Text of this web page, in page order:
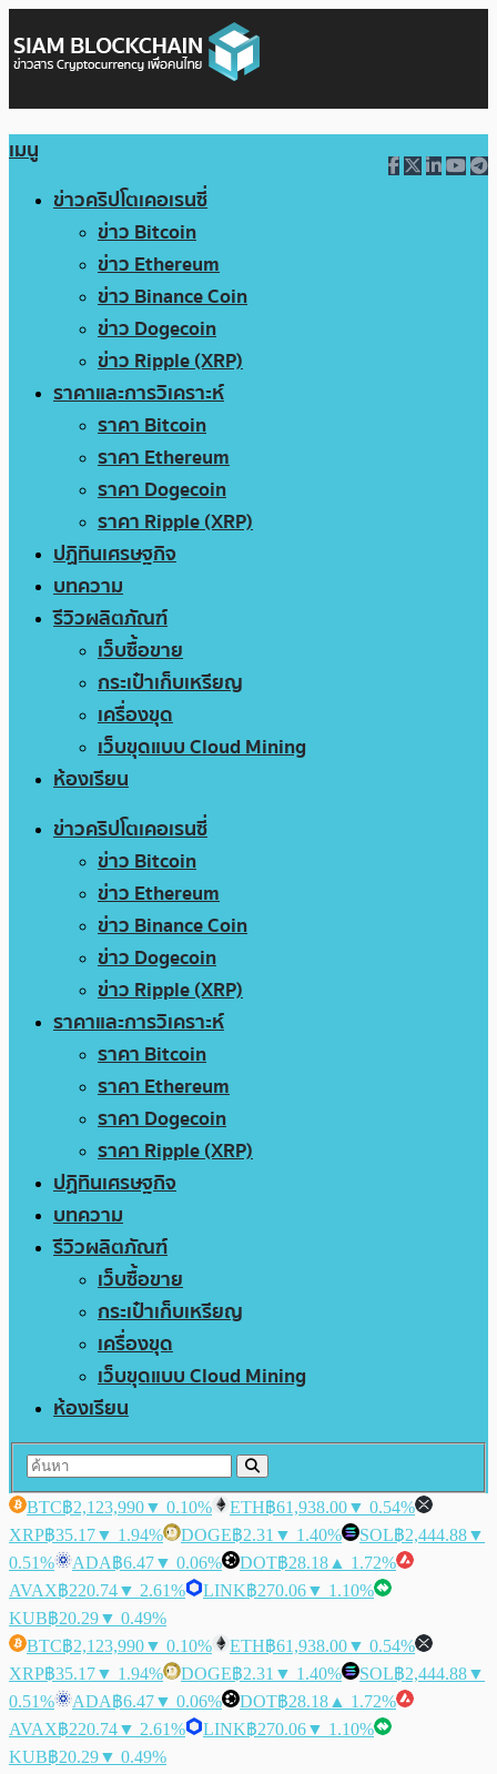
เมนู
ข่าวคริปโตเคอเรนซี่
ข่าว Bitcoin
ข่าว Ethereum
ข่าว Binance Coin
ข่าว Dogecoin
ข่าว Ripple (XRP)
ราคาและการวิเคราะห์
ราคา Bitcoin
ราคา Ethereum
ราคา Dogecoin
ราคา Ripple (XRP)
ปฏิทินเศรษฐกิจ
บทความ
รีวิวผลิตภัณฑ์
เว็บซื้อขาย
กระเป๋าเก็บเหรียญ
เครื่องขุด
เว็บขุดแบบ Cloud Mining
ห้องเรียน
ข่าวคริปโตเคอเรนซี่
ข่าว Bitcoin
ข่าว Ethereum
ข่าว Binance Coin
ข่าว Dogecoin
ข่าว Ripple (XRP)
ราคาและการวิเคราะห์
ราคา Bitcoin
ราคา Ethereum
ราคา Dogecoin
ราคา Ripple (XRP)
ปฏิทินเศรษฐกิจ
บทความ
รีวิวผลิตภัณฑ์
เว็บซื้อขาย
กระเป๋าเก็บเหรียญ
เครื่องขุด
เว็บขุดแบบ Cloud Mining
ห้องเรียน
BTC฿2,123,990▼ 0.10% ETH฿61,938.00▼ 0.54%
XRP฿35.17▼ 1.94% DOGE฿2.31 ▼ 1.40% SOL฿2,444.88▼
0.51%
ADA฿6.47▼ 0.06% DOT฿28.18 ▲ 1.72%
AVAX฿220.74▼ 2.61% LINK฿270.06▼ 1.10%
KUB฿20.29▼ 0.49%
BTC฿2,123,990▼ 0.10% ETH฿61,938.00▼ 0.54%
XRP฿35.17▼ 1.94% DOGE฿2.31 ▼ 1.40% SOL฿2,444.88▼
0.51%
ADA฿6.47▼ 0.06% DOT฿28.18 ▲ 1.72%
AVAX฿220.74▼ 2.61% LINK฿270.06▼ 1.10%
KUB฿20.29▼ 0.49%